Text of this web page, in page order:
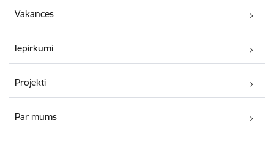
Vakances
Iepirkumi
Projekti
Par mums